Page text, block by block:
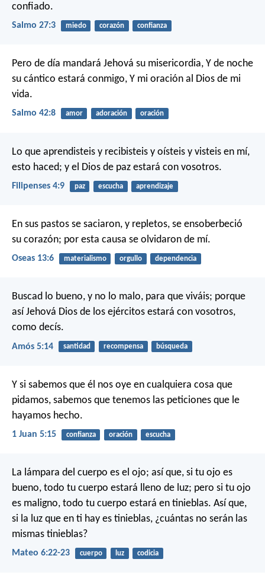
confiado.
Salmo 27:3 miedo corazón confianza
Pero de día mandará Jehová su misericordia, Y de noche
su cántico estará conmigo, Y mi oración al Dios de mi
vida.
Salmo 42:8 amor adoración oración
Lo que aprendisteis y recibisteis y oísteis y visteis en mí,
esto haced; y el Dios de paz estará con vosotros.
Filipenses 4:9 paz escucha aprendizaje
En sus pastos se saciaron, y repletos, se ensoberbeció
su corazón; por esta causa se olvidaron de mí.
Oseas 13:6 materialismo orgullo dependencia
Buscad lo bueno, y no lo malo, para que viváis; porque
así Jehová Dios de los ejércitos estará con vosotros,
como decís.
Amós 5:14 santidad recompensa búsqueda
Y si sabemos que él nos oye en cualquiera cosa que
pidamos, sabemos que tenemos las peticiones que le
hayamos hecho.
1 Juan 5:15 confianza oración escucha
La lámpara del cuerpo es el ojo; así que, si tu ojo es
bueno, todo tu cuerpo estará lleno de luz; pero si tu ojo
es maligno, todo tu cuerpo estará en tinieblas. Así que,
si la luz que en ti hay es tinieblas, ¿cuántas no serán las
mismas tinieblas?
Mateo 6:22-23 cuerpo luz codicia